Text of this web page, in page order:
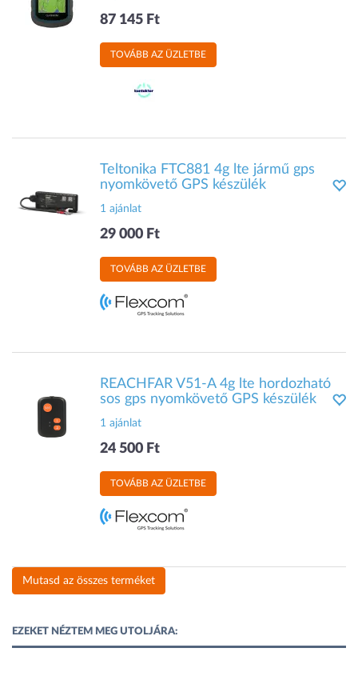
87 145 Ft
TOVÁBB AZ ÜZLETBE
Teltonika FTC881 4g lte jármű gps
nyomkövető GPS készülék
1 ajánlat
29 000 Ft
TOVÁBB AZ ÜZLETBE
REACHFAR V51-A 4g lte hordozható
sos gps nyomkövető GPS készülék
1 ajánlat
24 500 Ft
TOVÁBB AZ ÜZLETBE
Mutasd az összes terméket
EZEKET NÉZTEM MEG UTOLJÁRA: